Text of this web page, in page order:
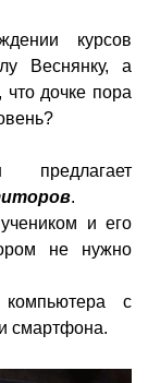
курсов
Веснянку, а
что дочке пора
.
и его
не нужно
компьютера с
смартфона.